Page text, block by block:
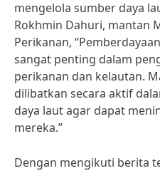
mengelola sumber daya
Rokhmin Dahuri, mantan
Perikanan,
sangat penting dalam
perikanan dan kelautan.
dilibatkan secara aktif
daya laut agar dapat
mereka.”
Dengan mengikuti berita